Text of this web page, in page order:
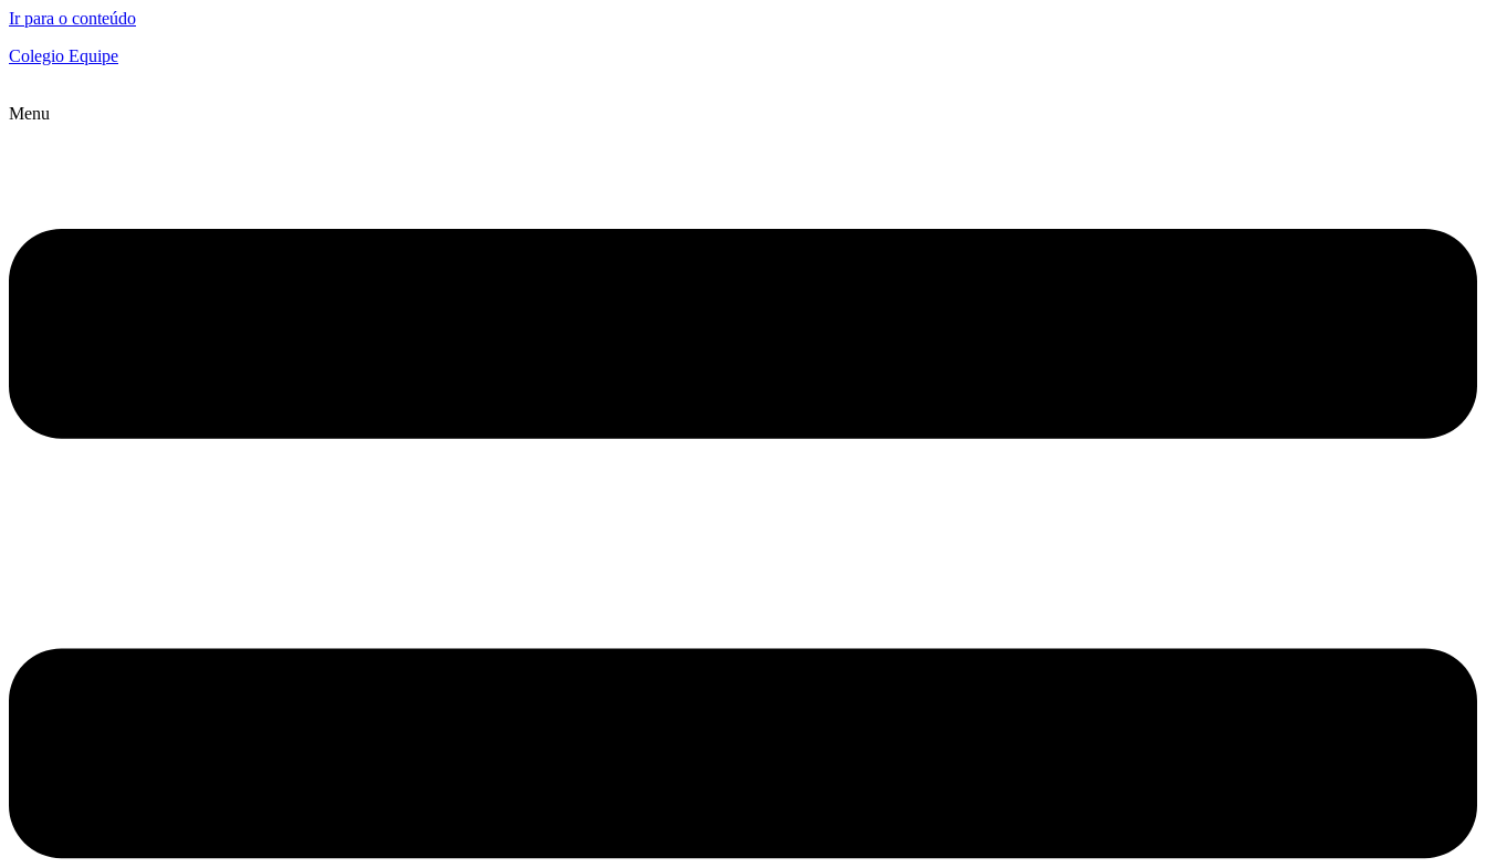
Ir para o conteúdo
Colegio Equipe
Menu